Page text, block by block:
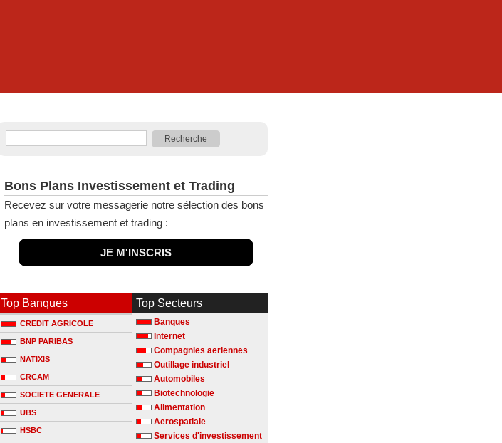
Bons Plans Investissement et Trading
Recevez sur votre messagerie notre sélection des bons
plans en investissement et trading :
JE M'INSCRIS
Top Banques
CREDIT AGRICOLE
BNP PARIBAS
NATIXIS
CRCAM
SOCIETE GENERALE
UBS
HSBC
Top Secteurs
Banques
Internet
Compagnies aeriennes
Outillage industriel
Automobiles
Biotechnologie
Alimentation
Aerospatiale
Services d'investissement